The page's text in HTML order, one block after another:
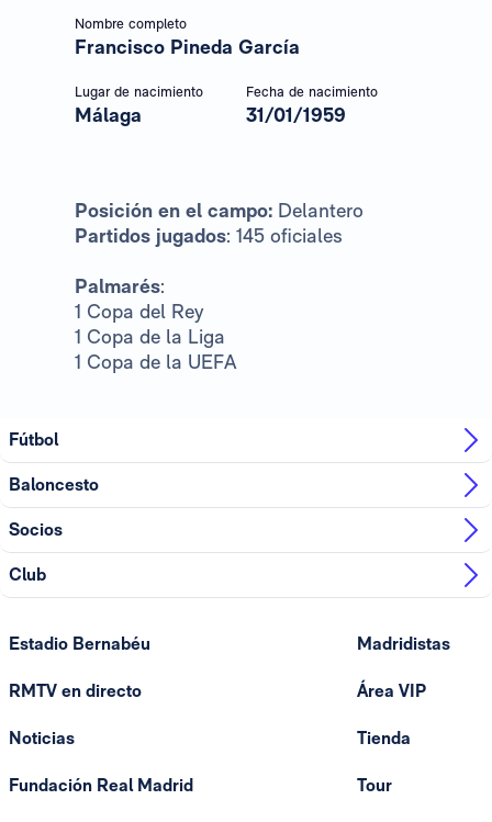
Nombre completo
Francisco Pineda García
Lugar de nacimiento
Málaga
Fecha de nacimiento
31/01/1959
Posición en el campo: Delantero
Partidos jugados: 145 oficiales
Palmarés:
1 Copa del Rey
1 Copa de la Liga
1 Copa de la UEFA
Fútbol
Baloncesto
Socios
Club
Estadio Bernabéu
RMTV en directo
Noticias
Fundación Real Madrid
Madridistas
Área VIP
Tienda
Tour